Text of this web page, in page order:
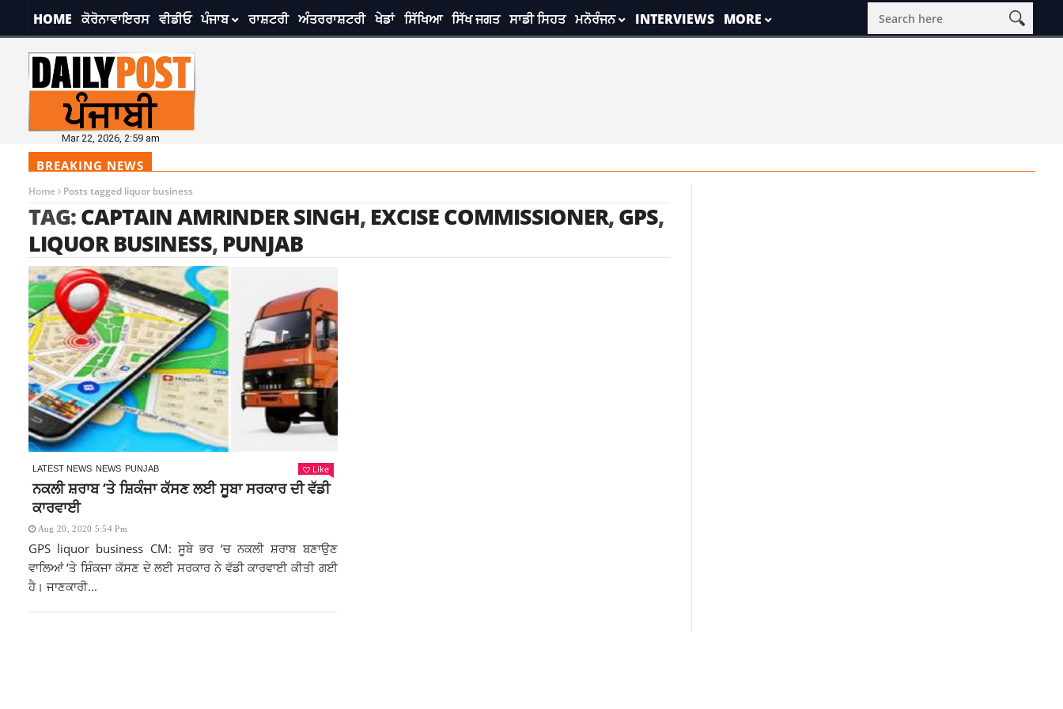
HOME ਕੋਰੋਨਾਵਾਇਰਸ ਵੀਡੀਓ ਪੰਜਾਬ ਰਾਸ਼ਟਰੀ ਅੰਤਰਰਾਸ਼ਟਰੀ ਖੇਡਾਂ ਸਿੱਖਿਆ ਸਿੱਖ ਜਗਤ ਸਾਡੀ ਸਿਹਤ ਮਨੋਰੰਜਨ INTERVIEWS MORE
Mar 22, 2026, 2:59 am
BREAKING NEWS
Home Posts tagged liquor business
TAG:CAPTAIN AMRINDER SINGH, EXCISE COMMISSIONER,GPS,
LIQUOR BUSINESS, PUNJAB
LATEST NEWS NEWS PUNJAB Like
ਨਕਲੀ ਸ਼ਰਾਬ ‘ਤੇ ਸ਼ਿਕੰਜਾ ਕੱਸਣ ਲਈ ਸੂਬਾ ਸਰਕਾਰ ਦੀ ਵੱਡੀ
ਕਾਰਵਾਈ
Aug 20, 2020 5:54 Pm
GPS liquor business CM: ਸੂਬੇ ਭਰ ‘ਚ ਨਕਲੀ ਸ਼ਰਾਬ ਬਣਾਉਣ
ਵਾਲਿਆਂ ‘ਤੇ ਸ਼ਿੰਕਜਾ ਕੱਸਣ ਦੇ ਲਈ ਸਰਕਾਰ ਨੇ ਵੱਡੀ ਕਾਰਵਾਈ ਕੀਤੀ ਗਈ
ਹੈ। ਜਾਣਕਾਰੀ...